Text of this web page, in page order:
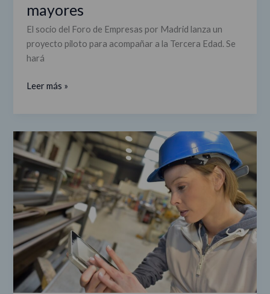
mayores
El socio del Foro de Empresas por Madrid lanza un
proyecto piloto para acompañar a la Tercera Edad. Se
hará
Leer más »
Plan
de
Igualdad
en
las
empresas
madrileñas:
fomentando
no
discriminación